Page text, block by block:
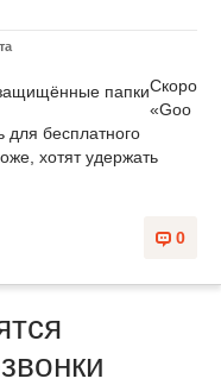
Скоро
«Goo
для бесплатного
хотят удержать
0